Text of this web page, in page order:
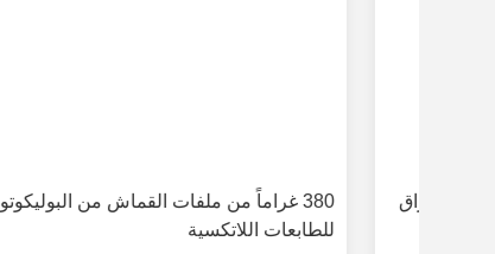
380 غراماً من ملفات القماش من البوليكوتون المختل
للطابعات اللاتكسية